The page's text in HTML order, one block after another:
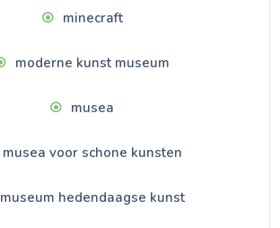
minecraft
moderne kunst museum
musea
musea voor schone kunsten
museum hedendaagse kunst